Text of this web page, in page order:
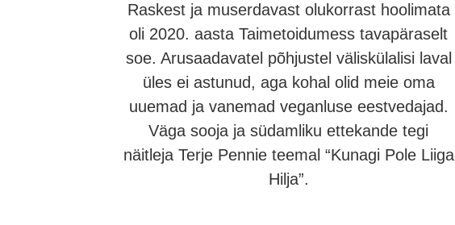
Raskest ja muserdavast olukorrast hoolimata
oli 2020. aasta Taimetoidumess tavapäraselt
soe. Arusaadavatel põhjustel väliskülalisi laval
üles ei astunud, aga kohal olid meie oma
uuemad ja vanemad veganluse eestvedajad.
Väga sooja ja südamliku ettekande tegi
näitleja Terje Pennie teemal “Kunagi Pole Liiga
Hilja”.